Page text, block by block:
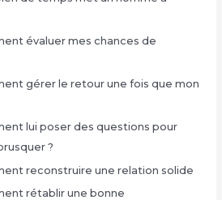
évaluer mes chances de
gérer le retour une fois que mon
lui poser des questions pour
?
reconstruire une relation solide
rétablir une bonne